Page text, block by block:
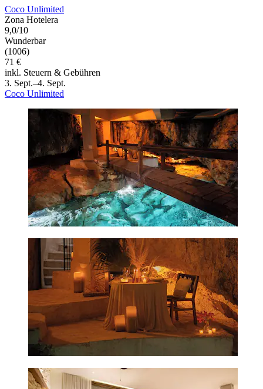
Coco Unlimited
Zona Hotelera
9,0/10
Wunderbar
(1006)
71 €
inkl. Steuern & Gebühren
3. Sept.–4. Sept.
Coco Unlimited